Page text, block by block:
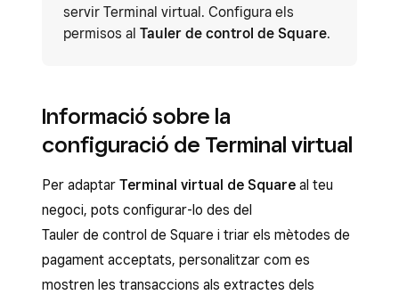
servir Terminal virtual. Configura els
permisos al Tauler de control de Square.
Informació sobre la
configuració de Terminal virtual
Per adaptar Terminal virtual de Square al teu
negoci, pots configurar-lo des del
Tauler de control de Square i triar els mètodes de
pagament acceptats, personalitzar com es
mostren les transaccions als extractes dels